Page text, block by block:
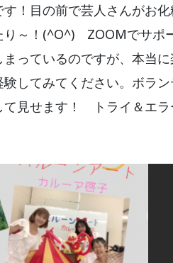
！目の前で芸人さんがお
り～！(^O^) ZOOMでサポ
っているのですが、本当
してみてください。ボラ
て見せます！ トライ＆エ